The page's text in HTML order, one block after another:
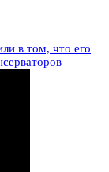
в том, что его